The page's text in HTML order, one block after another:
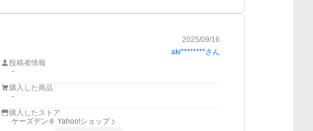
2025/09/16
aki********さん
投稿者情報
-
購入した商品
-
購入したストア
ケーズデンキ Yahoo!ショップ